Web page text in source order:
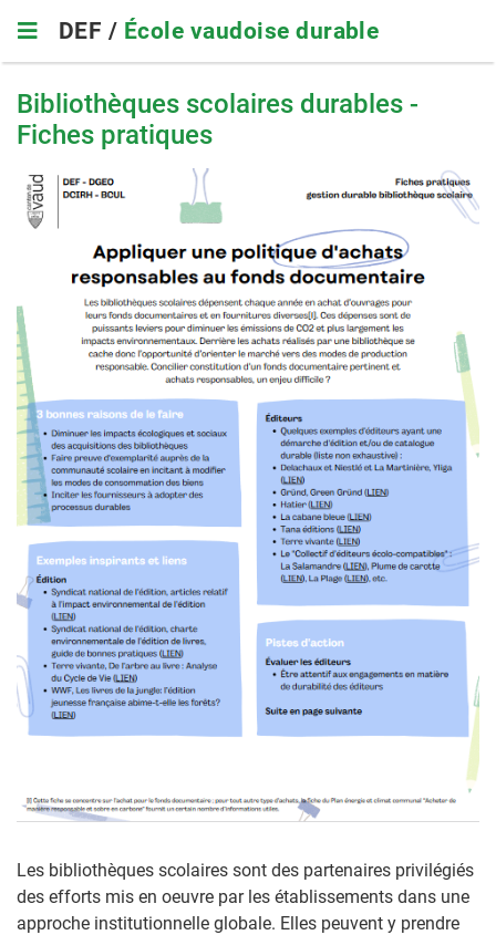
main
navigation
DEF / École vaudoise durable
Bibliothèques scolaires durables -
Fiches pratiques
Les bibliothèques scolaires sont des partenaires privilégiés
des efforts mis en oeuvre par les établissements dans une
approche institutionnelle globale. Elles peuvent y prendre